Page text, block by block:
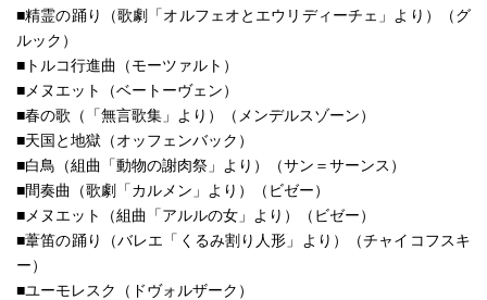
■精霊の踊り（歌劇「オルフェオとエウリディーチェ」より）（グ
ルック）
■トルコ行進曲（モーツァルト）
■メヌエット（ベートーヴェン）
■春の歌（「無言歌集」より）（メンデルスゾーン）
■天国と地獄（オッフェンバック）
■白鳥（組曲「動物の謝肉祭」より）（サン＝サーンス）
■間奏曲（歌劇「カルメン」より）（ビゼー）
■メヌエット（組曲「アルルの女」より）（ビゼー）
■葦笛の踊り（バレエ「くるみ割り人形」より）（チャイコフスキ
ー）
■ユーモレスク（ドヴォルザーク）